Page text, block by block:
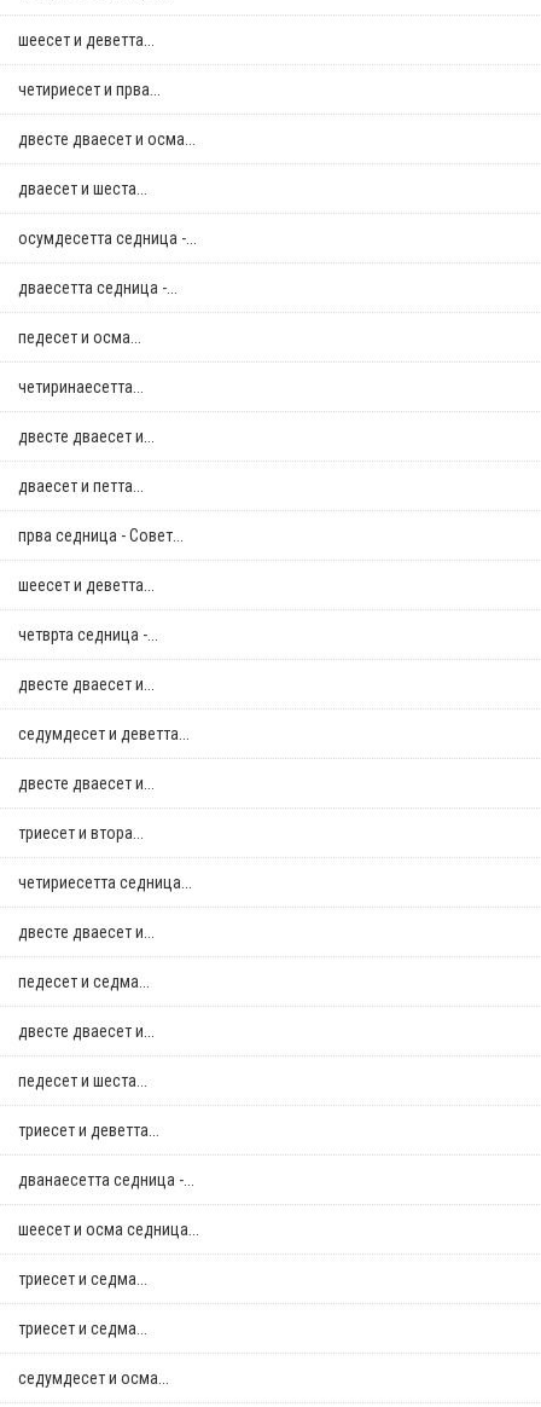
шеесет и деветта...
четириесет и прва...
двестe дваесет и осма...
дваесет и шеста...
осумдесетта седница -...
дваесетта седница -...
педесет и осма...
четиринаесетта...
двестe дваесет и...
дваесет и петта...
прва седница - Совет...
шеесет и деветта...
четврта седница -...
двестe дваесет и...
седумдесет и деветта...
двестe дваесет и...
триесет и втора...
четириесетта седница...
двестe дваесет и...
педесет и седма...
двестe дваесет и...
педесет и шеста...
триесет и деветта...
дванаесетта седница -...
шеесет и осма седница...
триесет и седма...
триесет и седма...
седумдесет и осма...